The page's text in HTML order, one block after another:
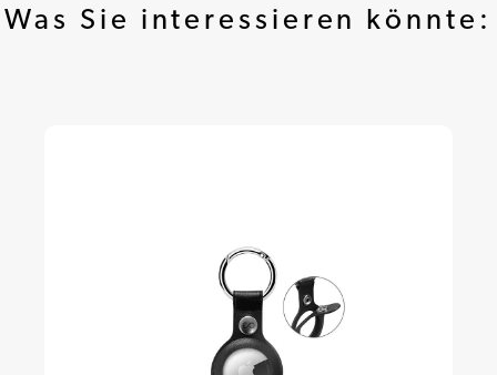
Was Sie interessieren könnte: